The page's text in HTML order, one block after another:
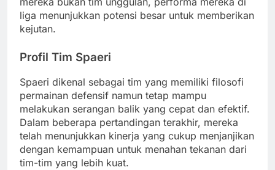
liga menunjukkan potensi besar untuk memberikan
kejutan.
Profil Tim Spaeri
Spaeri dikenal sebagai tim yang memiliki filosofi
permainan defensif namun tetap mampu
melakukan serangan balik yang cepat dan efektif.
Dalam beberapa pertandingan terakhir, mereka
telah menunjukkan kinerja yang cukup menjanjikan
dengan kemampuan untuk menahan tekanan dari
tim-tim yang lebih kuat.